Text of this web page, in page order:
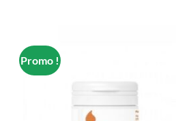
Promo !